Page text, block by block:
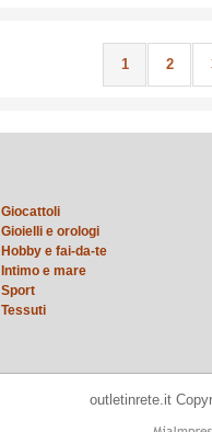
1 2
Giocattoli
Gioielli e orologi
Hobby e fai-da-te
Intimo e mare
Sport
Tessuti
outletinrete.it